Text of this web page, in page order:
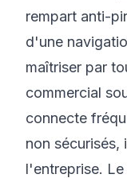
rempart anti-
d'une
maîtriser par
commercial
connecte
non sécurisés,
l'entreprise.